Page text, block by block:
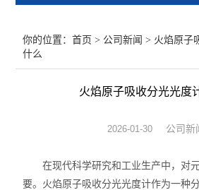
气相色谱仪/气象色谱仪
原子吸收分光光度计 光谱
液相色谱仪 离子色谱仪
饲料/兽药/农业化验室方案
你的位置：首页 > 公司新闻 > 火焰原子
什么
火焰原子吸收分光光度
2026-01-30 公司新
在现代科学研究和工业生产中，对
要。火焰原子吸收分光光度计作为一种